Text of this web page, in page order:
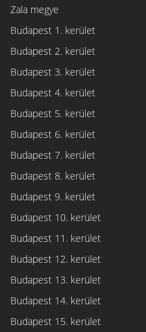
Zala megye
Budapest 1. kerület
Budapest 2. kerület
Budapest 3. kerület
Budapest 4. kerület
Budapest 5. kerület
Budapest 6. kerület
Budapest 7. kerület
Budapest 8. kerület
Budapest 9. kerület
Budapest 10. kerület
Budapest 11. kerület
Budapest 12. kerület
Budapest 13. kerület
Budapest 14. kerület
Budapest 15. kerület